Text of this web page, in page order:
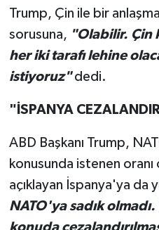
Trump, Çin ile bir
sorusuna, "Olabilir. Çin
her iki tarafı lehine
istiyoruz"dedi.
"İSPANYA
ABD Başkanı Trump,
konusunda istenen
açıklayan İspanya'ya da
NATO'ya sadık
konuda